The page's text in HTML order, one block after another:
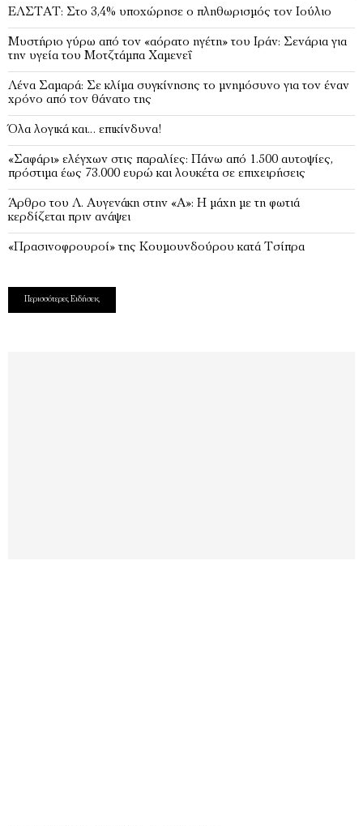
EΛΣΤΑΤ: Στο 3,4% υποχώρησε ο πληθωρισμός τον Ιούλιο
Μυστήριο γύρω από τον «αόρατο ηγέτη» του Ιράν: Σενάρια για
την υγεία του Μοτζτάμπα Χαμενεΐ
Λένα Σαμαρά: Σε κλίμα συγκίνησης το μνημόσυνο για τον έναν
χρόνο από τον θάνατο της
Όλα λογικά και… επικίνδυνα!
«Σαφάρι» ελέγχων στις παραλίες: Πάνω από 1.500 αυτοψίες,
πρόστιμα έως 73.000 ευρώ και λουκέτα σε επιχειρήσεις
Άρθρο του Λ. Αυγενάκη στην «Α»: Η μάχη με τη φωτιά
κερδίζεται πριν ανάψει
«Πρασινοφρουροί» της Κουμουνδούρου κατά Τσίπρα
Περισσότερες Ειδήσεις